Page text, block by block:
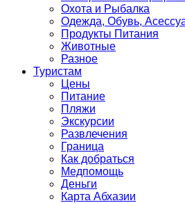
Охота и Рыбалка
Одежда, Обувь,
Продукты Питания
Животные
Разное
Туристам
Цены
Питание
Пляжи
Экскурсии
Развлечения
Граница
Как добраться
Медпомощь
Деньги
Карта Абхазии